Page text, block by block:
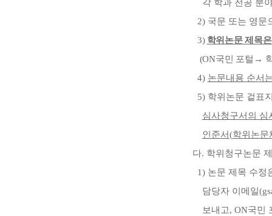
각 학과 전공 분
2) 국문 또는 영문
3) 학위논문 제목
(ON국민 포털 →
4) 논문내용 순서
5) 학위논문 겉표
심사청구서의 심
인준서(학위논문
다. 학위청구논문
1) 논문 제목 수정
담당자 이메일
보내고, ON국민